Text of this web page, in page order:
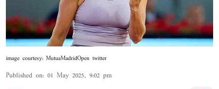
image courtesy: MutuaMadridOpen twitter
Published on: 01 May 2025, 9:02 pm